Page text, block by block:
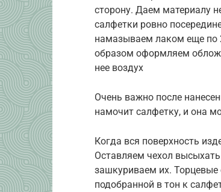
сторону. Даем материалу
салфетки ровно
намазываем лаком еще по
образом оформляем
нее воздух
Очень важно после
намочит салфетку, и она
Когда вся поверхность
Оставляем чехол
зашкуриваем их.
подобранной в тон к